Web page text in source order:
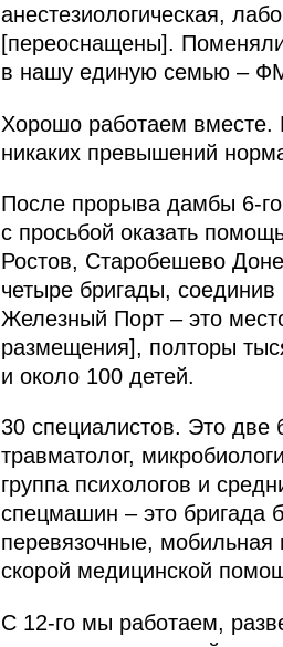
анестезиологическая,
[переоснащены].
в нашу единую семью –
Хорошо работаем вместе.
никаких превышений
После прорыва дамбы 6-
с просьбой оказать
Ростов, Старобешево
четыре бригады,
Железный Порт – это
размещения], полторы
и около 100 детей.
30 специалистов. Это две
травматолог,
группа психологов и
спецмашин – это бригада
перевязочные,
скорой медицинской
С 12-го мы работаем,